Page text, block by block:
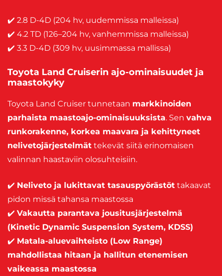
✔️ 2.8 D-4D (204 hv, uudemmissa malleissa)
✔️ 4.2 TD (126–204 hv, vanhemmissa malleissa)
✔️ 3.3 D-4D (309 hv, uusimmassa mallissa)
Toyota Land Cruiserin ajo-ominaisuudet ja
maastokyky
Toyota Land Cruiser tunnetaan markkinoiden
parhaista maastoajo-ominaisuuksista. Sen vahva
runkorakenne, korkea maavara ja kehittyneet
nelivetojärjestelmät tekevät siitä erinomaisen
valinnan haastaviin olosuhteisiin.
✔️ Neliveto ja lukittavat tasauspyörästöt takaavat
pidon missä tahansa maastossa
✔️ Vakautta parantava jousitusjärjestelmä
(Kinetic Dynamic Suspension System, KDSS)
✔️ Matala-aluevaihteisto (Low Range)
mahdollistaa hitaan ja hallitun etenemisen
vaikeassa maastossa